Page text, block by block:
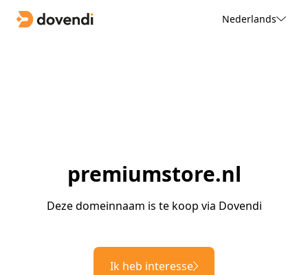
Nederlands
premiumstore.nl
Deze domeinnaam is te koop via Dovendi
Ik heb interesse